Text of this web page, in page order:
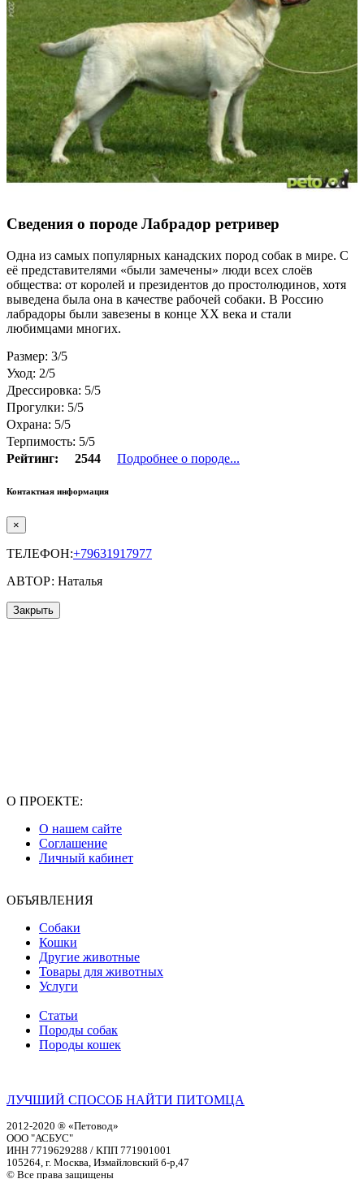
Сведения о породе Лабрадор ретривер
Одна из самых популярных канадских пород собак в мире. С
её представителями «были замечены» люди всех слоёв
общества: от королей и президентов до простолюдинов, хотя
выведена была она в качестве рабочей собаки. В Россию
лабрадоры были завезены в конце ХХ века и стали
любимцами многих.
Размер: 3/5
Уход: 2/5
Дрессировка: 5/5
Прогулки: 5/5
Охрана: 5/5
Терпимость: 5/5
Рейтинг:
2544 Подробнее о породе...
Контактная информация
×
ТЕЛЕФОН:+79631917977
АВТОР: Наталья
Закрыть
О ПРОЕКТЕ:
О нашем сайте
Соглашение
Личный кабинет
ОБЪЯВЛЕНИЯ
Собаки
Кошки
Другие животные
Товары для животных
Услуги
Статьи
Породы собак
Породы кошек
ЛУЧШИЙ СПОСОБ НАЙТИ ПИТОМЦА
2012-2020 ® «Петовод»
ООО "АСБУС"
ИНН 7719629288 / КПП 771901001
105264, г. Москва, Измайловский б-р,47
© Все права защищены